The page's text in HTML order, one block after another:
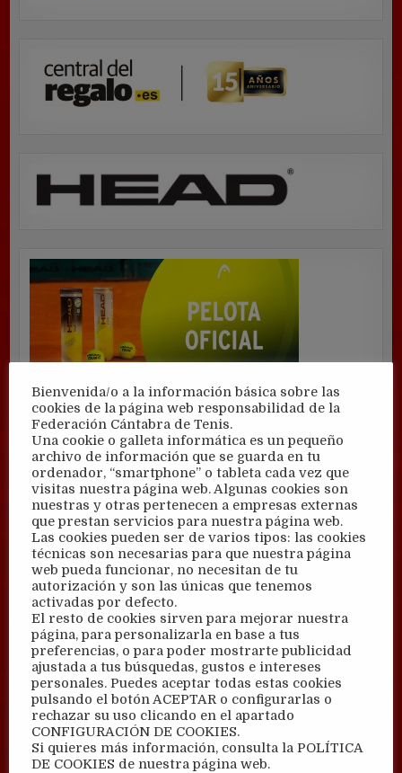
Bienvenida/o a la información básica sobre las
cookies de la página web responsabilidad de la
Federación Cántabra de Tenis.
Una cookie o galleta informática es un pequeño
archivo de información que se guarda en tu
ordenador, “smartphone” o tableta cada vez que
visitas nuestra página web. Algunas cookies son
nuestras y otras pertenecen a empresas externas
que prestan servicios para nuestra página web.
Las cookies pueden ser de varios tipos: las cookies
técnicas son necesarias para que nuestra página
web pueda funcionar, no necesitan de tu
autorización y son las únicas que tenemos
activadas por defecto.
El resto de cookies sirven para mejorar nuestra
página, para personalizarla en base a tus
preferencias, o para poder mostrarte publicidad
ajustada a tus búsquedas, gustos e intereses
personales. Puedes aceptar todas estas cookies
pulsando el botón ACEPTAR o configurarlas o
rechazar su uso clicando en el apartado
CONFIGURACIÓN DE COOKIES.
Si quieres más información, consulta la POLÍTICA
DE COOKIES de nuestra página web.